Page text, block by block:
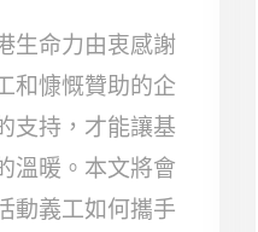
生命力由衷感謝
和慷慨贊助的企
支持，才能讓基
溫暖。本文將會
動義工如何攜手